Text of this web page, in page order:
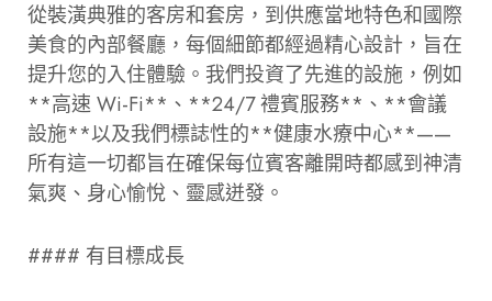
從裝潢典雅的客房和套房，到供應當地特色和國際
美食的內部餐廳，每個細節都經過精心設計，旨在
提升您的入住體驗。我們投資了先進的設施，例如
**高速 Wi-Fi**、**24/7 禮賓服務**、**會議
設施**以及我們標誌性的**健康水療中心**——
所有這一切都旨在確保每位賓客離開時都感到神清
氣爽、身心愉悅、靈感迸發。
#### 有目標成長